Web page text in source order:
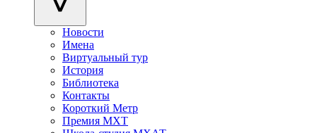
Новости
Имена
Виртуальный тур
История
Библиотека
Контакты
Короткий Метр
Премия МХТ